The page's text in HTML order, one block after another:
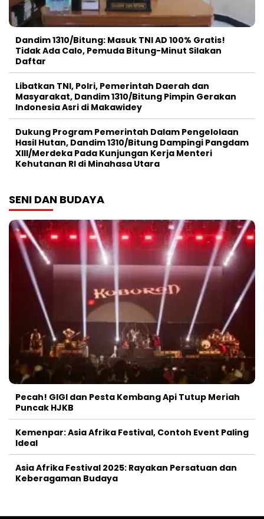
Dandim 1310/Bitung: Masuk TNI AD 100% Gratis!
Tidak Ada Calo, Pemuda Bitung-Minut Silakan
Daftar
Libatkan TNI, Polri, Pemerintah Daerah dan
Masyarakat, Dandim 1310/Bitung Pimpin Gerakan
Indonesia Asri di Makawidey
Dukung Program Pemerintah Dalam Pengelolaan
Hasil Hutan, Dandim 1310/Bitung Dampingi Pangdam
XIII/Merdeka Pada Kunjungan Kerja Menteri
Kehutanan RI di Minahasa Utara
SENI DAN BUDAYA
Pecah! GIGI dan Pesta Kembang Api Tutup Meriah
Puncak HJKB
Kemenpar: Asia Afrika Festival, Contoh Event Paling
Ideal
Asia Afrika Festival 2025: Rayakan Persatuan dan
Keberagaman Budaya